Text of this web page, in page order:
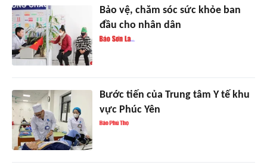
Bảo vệ, chăm sóc sức khỏe ban
đầu cho nhân dân
Bước tiến của Trung tâm Y tế khu
vực Phúc Yên